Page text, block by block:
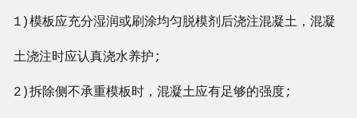
1)模板应充分湿润或刷涂均匀脱模剂后浇注混凝土，混凝
土浇注时应认真浇水养护;
2)拆除侧不承重模板时，混凝土应有足够的强度;